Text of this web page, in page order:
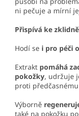
ni pečuje a mírní
Přispívá ke
Hodí se i pro péči
Extrakt pomáhá
pokožky, udržuje
proti
Výborně
také na pokožku